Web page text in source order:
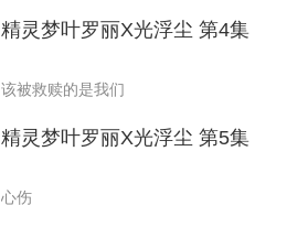
精灵梦叶罗丽X光浮尘 第4集
该被救赎的是我们
精灵梦叶罗丽X光浮尘 第5集
心伤